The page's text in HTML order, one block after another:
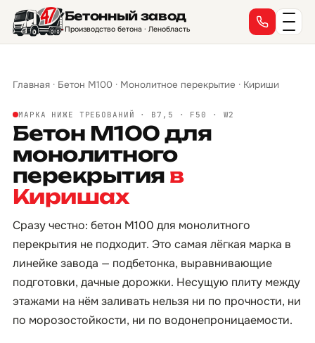
Бетонный завод
Производство бетона · Ленобласть
Главная · Бетон М100 · Монолитное перекрытие · Кириши
МАРКА НИЖЕ ТРЕБОВАНИЙ · B7,5 · F50 · W2
Бетон М100 для
монолитного
перекрытия в
Киришах
Сразу честно: бетон М100 для монолитного
перекрытия не подходит. Это самая лёгкая марка в
линейке завода — подбетонка, выравнивающие
подготовки, дачные дорожки. Несущую плиту между
этажами на нём заливать нельзя ни по прочности, ни
по морозостойкости, ни по водонепроницаемости.